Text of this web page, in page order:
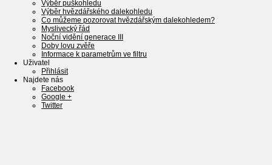
Výběr puškohledu
Výběr hvězdářského dalekohledu
Co můžeme pozorovat hvězdářským dalekohledem?
Myslivecký řád
Noční vidění generace III
Doby lovu zvěře
Informace k parametrům ve filtru
Uživatel
Přihlásit
Najdete nás
Facebook
Google +
Twitter